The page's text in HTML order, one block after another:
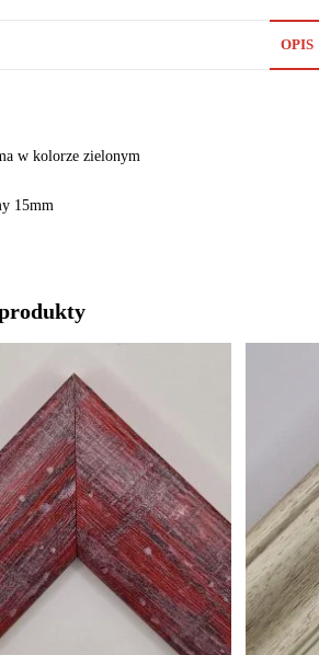
OPIS
w kolorze zielonym
15mm